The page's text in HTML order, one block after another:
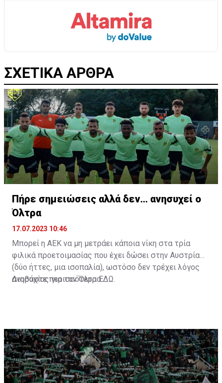
ΣΧΕΤΙΚΑ ΑΡΘΡΑ
Πήρε σημειώσεις αλλά δεν… ανησυχεί ο
Όλτρα
17.07.2023 10:46
Μπορεί η ΑΕΚ να μη μετράει κάποια νίκη στα τρία
φιλικά προετοιμασίας που έχει δώσει στην Αυστρία
(δύο ήττες, μια ισοπαλία), ωστόσο δεν τρέχει λόγος
ανησυχίας για τον Όλτρα.
Διαβάστε περισσότεραΕΔΩ.